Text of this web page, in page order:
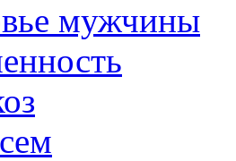
мужчины